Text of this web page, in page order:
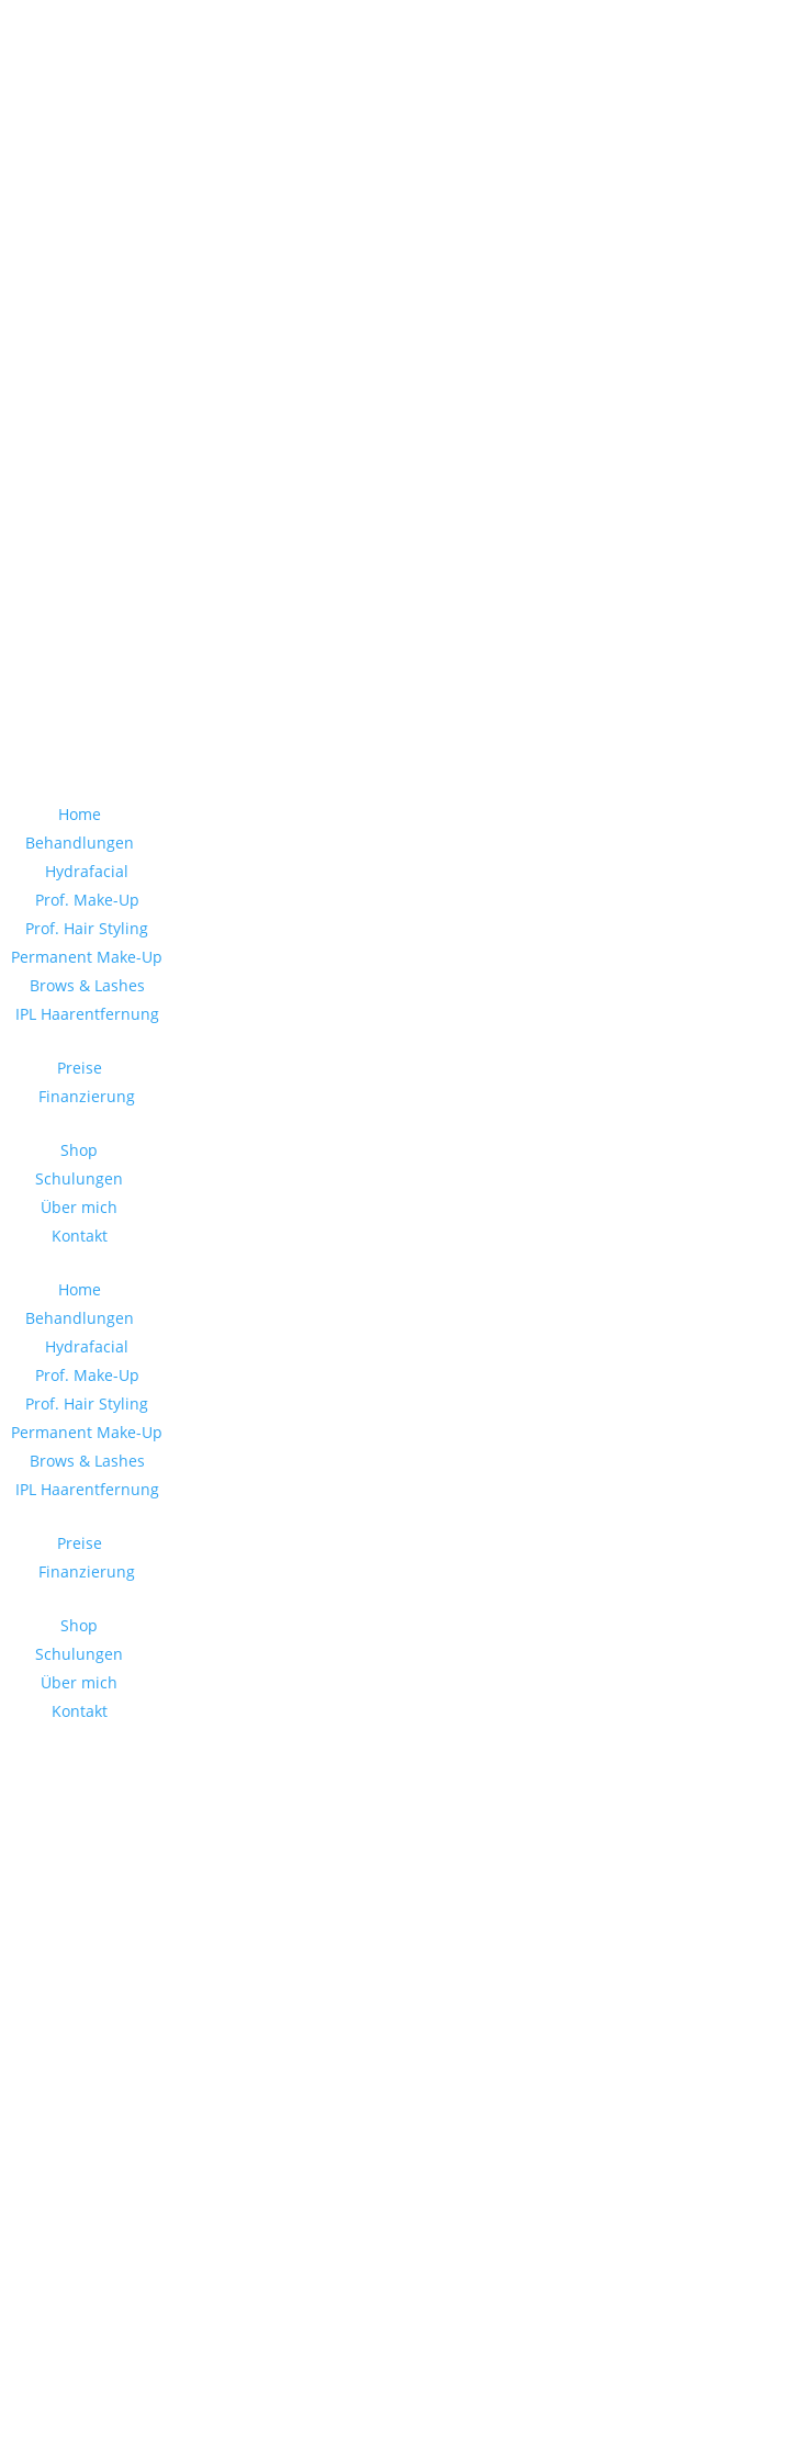
Home
Behandlungen
Hydrafacial
Prof. Make-Up
Prof. Hair Styling
Permanent Make-Up
Brows & Lashes
IPL Haarentfernung
Preise
Finanzierung
Shop
Schulungen
Über mich
Kontakt
Home
Behandlungen
Hydrafacial
Prof. Make-Up
Prof. Hair Styling
Permanent Make-Up
Brows & Lashes
IPL Haarentfernung
Preise
Finanzierung
Shop
Schulungen
Über mich
Kontakt